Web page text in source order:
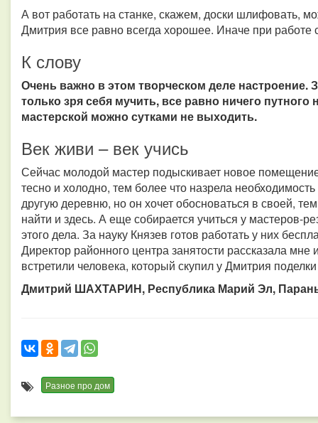
А вот работать на станке, скажем, доски шлифовать,
Дмитрия все равно всегда хорошее. Иначе при
К слову
Очень важно в этом творческом деле настроение.
только зря себя мучить, все равно ничего путного
мастерской можно сутками не выходить.
Век живи – век учись
Сейчас молодой мастер подыскивает новое
тесно и холодно, тем более что назрела
другую деревню, но он хочет обосноваться в своей,
найти и здесь. А еще собирается учиться у мастеров-
этого дела. За науку Князев готов работать у них
Директор районного центра занятости рассказала
встретили человека, который скупил у Дмитрия
Дмитрий ШАХТАРИН, Республика Марий Эл,
Разное про дом